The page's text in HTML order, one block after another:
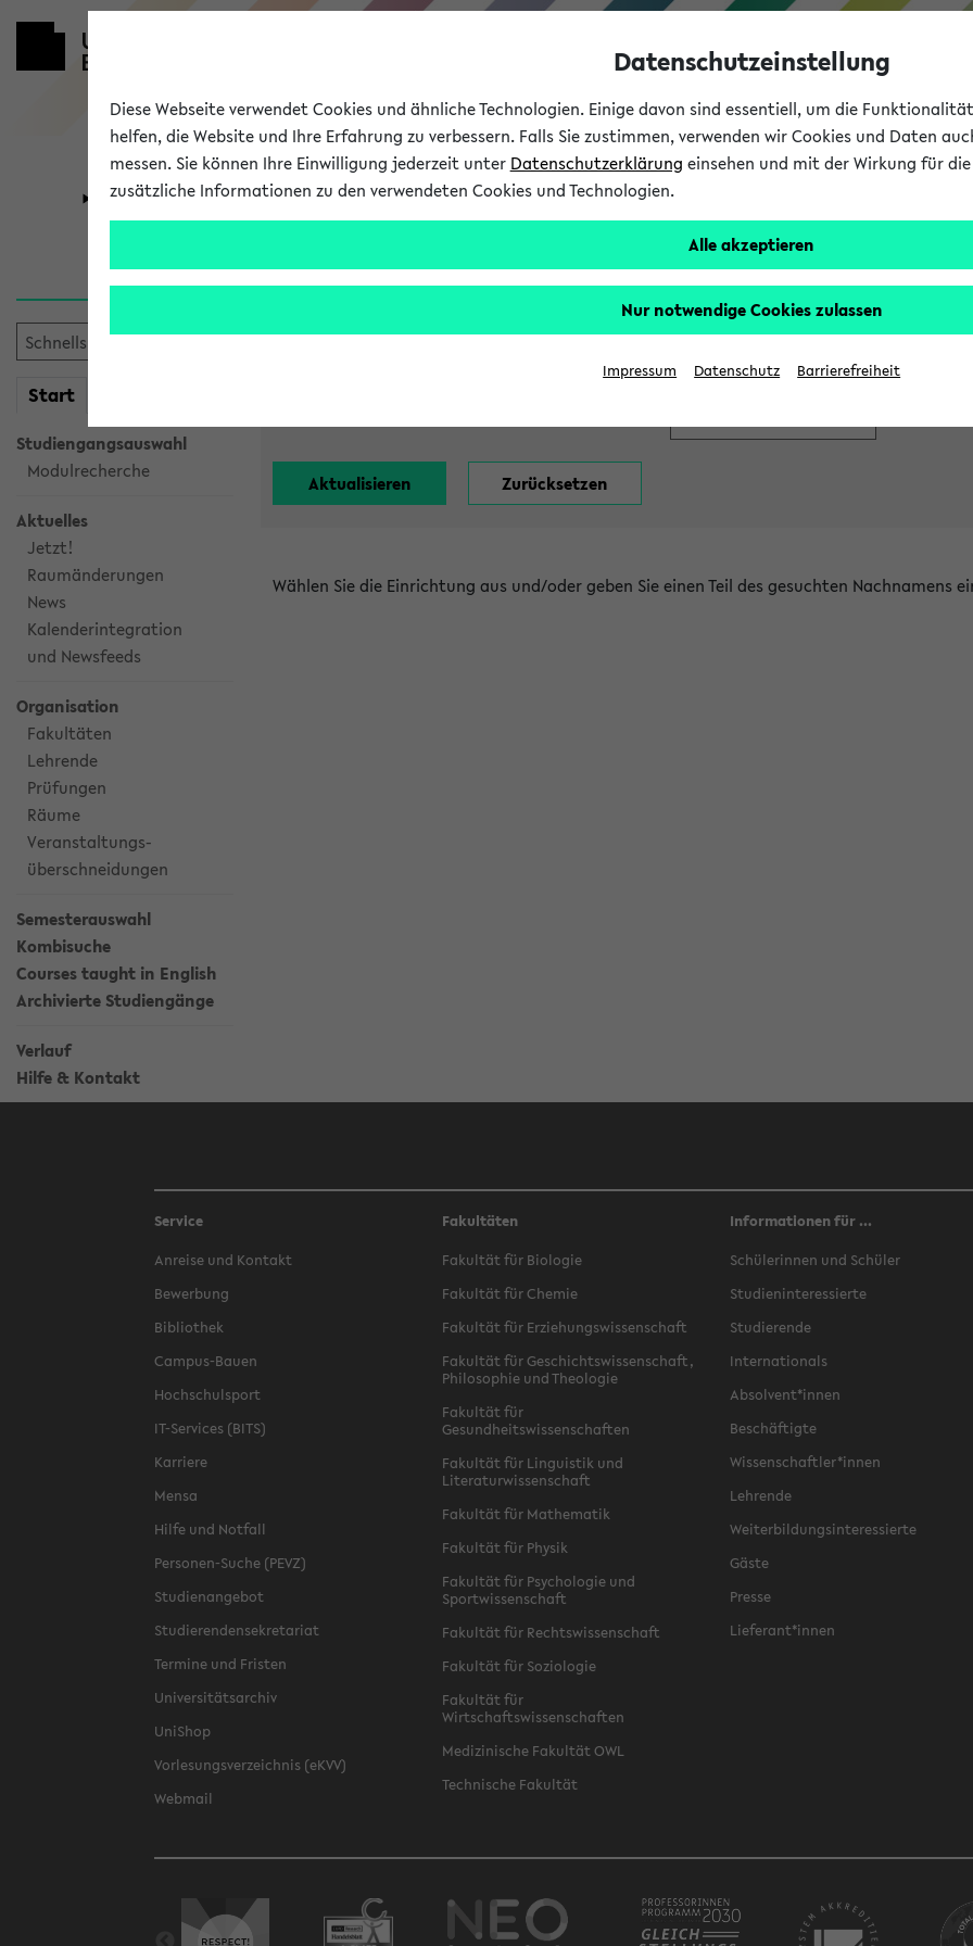
Universität Forschung Studium
Start
Studiengangsauswahl
Modulrecherche
Aktuelles
Jetzt!
Raumänderungen
News
Kalenderintegration
und Newsfeeds
Organisation
Fakultäten
Lehrende
Prüfungen
Räume
Veranstaltungs-
überschneidungen
Semesterauswahl
Kombisuche
Courses taught in English
Archivierte Studiengänge
Verlauf
Hilfe & Kontakt
Alle Lehrenden
Wählen Sie die Einrichtung aus und/oder geben Sie einen Teil des gesuchten Nachnamens
Service
Anreise und Kontakt
Bewerbung
Bibliothek
Campus-Bauen
Hochschulsport
IT-Services (BITS)
Karriere
Mensa
Hilfe und Notfall
Personen-Suche (PEVZ)
Studienangebot
Studierendensekretariat
Termine und Fristen
Universitätsarchiv
UniShop
Vorlesungsverzeichnis (eKVV)
Webmail
Fakultäten
Fakultät für Biologie
Fakultät für Chemie
Fakultät für Erziehungswissenschaft
Fakultät für Geschichtswissenschaft,
Philosophie und Theologie
Fakultät für
Gesundheitswissenschaften
Fakultät für Linguistik und
Literaturwissenschaft
Fakultät für Mathematik
Fakultät für Physik
Fakultät für Psychologie und
Sportwissenschaft
Fakultät für Rechtswissenschaft
Fakultät für Soziologie
Fakultät für
Wirtschaftswissenschaften
Medizinische Fakultät OWL
Technische Fakultät
Informationen für ...
Schülerinnen und Schüler
Studieninteressierte
Studierende
Internationals
Absolvent*innen
Beschäftigte
Wissenschaftler*innen
Lehrende
Weiterbildungsinteressierte
Gäste
Presse
Lieferant*innen
Datenschutzeinstellung
Diese Webseite verwendet Cookies und ähnliche Technologien. Einige davon sind essentiell, um die
helfen, die Website und Ihre Erfahrung zu verbessern. Falls Sie zustimmen, verwenden wir Cookies und Daten
messen. Sie können Ihre Einwilligung jederzeit unter Datenschutzerklärung einsehen und mit der Wirkung für
zusätzliche Informationen zu den verwendeten Cookies und Technologien.
Alle akzeptieren
Nur notwendige Cookies zulassen
Impressum Datenschutz Barrierefreiheit